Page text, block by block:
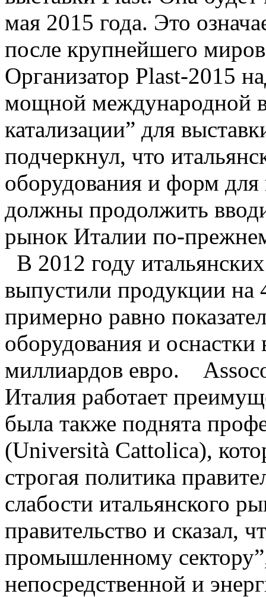
мая 2015 года. Это
после крупнейшего
Организатор Plast-2015
мощной международной
катализации” для
подчеркнул, что
оборудования и форм для
должны продолжить
рынок Италии по-
В 2012 году
выпустили продукции на
примерно равно
оборудования и
миллиардов евро.
Италия работает
была также поднята
(Università Cattolica),
строгая политика
слабости итальянского
правительство и сказал,
промышленному
непосредственной и